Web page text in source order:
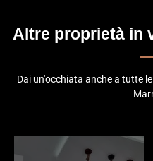
Altre proprietà in
Dai un'occhiata anche a tutte